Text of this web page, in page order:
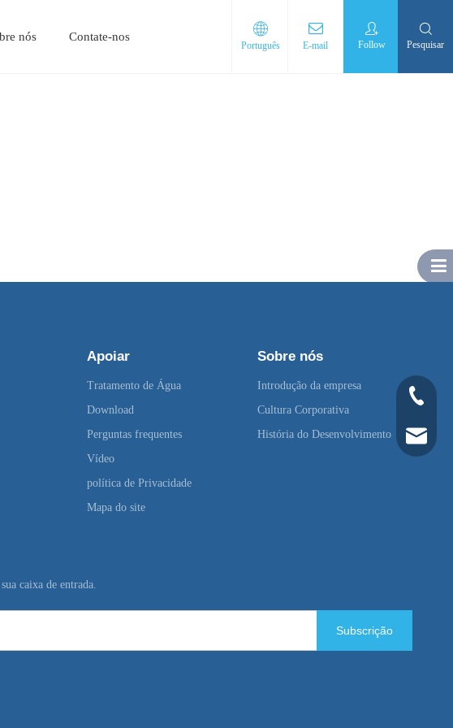
nós Contate-nos
Português E-mail Follow Pesquisar
+86-
+86-21-
Apoiar
Tratamento de Água
Download
Perguntas frequentes
Vídeo
política de Privacidade
Mapa do site
Sobre nós
Introdução da empresa
Cultura Corporativa
História do Desenvolvimento
caixa de entrada.
Subscrição